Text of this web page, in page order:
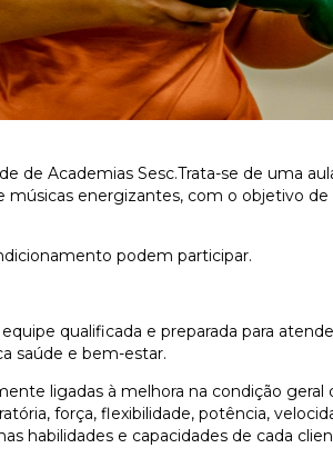
Academias Sesc.Trata-se de uma
músicas energizantes, com o objetivo
podem participar.
qualificada e preparada para
saúde e bem-estar.
ligadas à melhora na condição
força, flexibilidade, potência,
habilidades e capacidades de cada